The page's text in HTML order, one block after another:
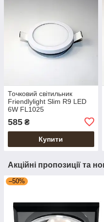
Точковий світильник
Friendlylight Slim R9 LED
6W FL1025
585 ₴
Купити
Акційні пропозиції та
–50%